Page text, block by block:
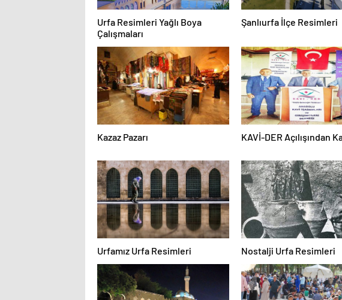
Urfa Resimleri Yağlı Boya
Çalışmaları
Şanlıurfa İlçe Resimleri
Kazaz Pazarı KAVİ-DER Açılışından
Urfamız Urfa Resimleri Nostalji Urfa Resimleri